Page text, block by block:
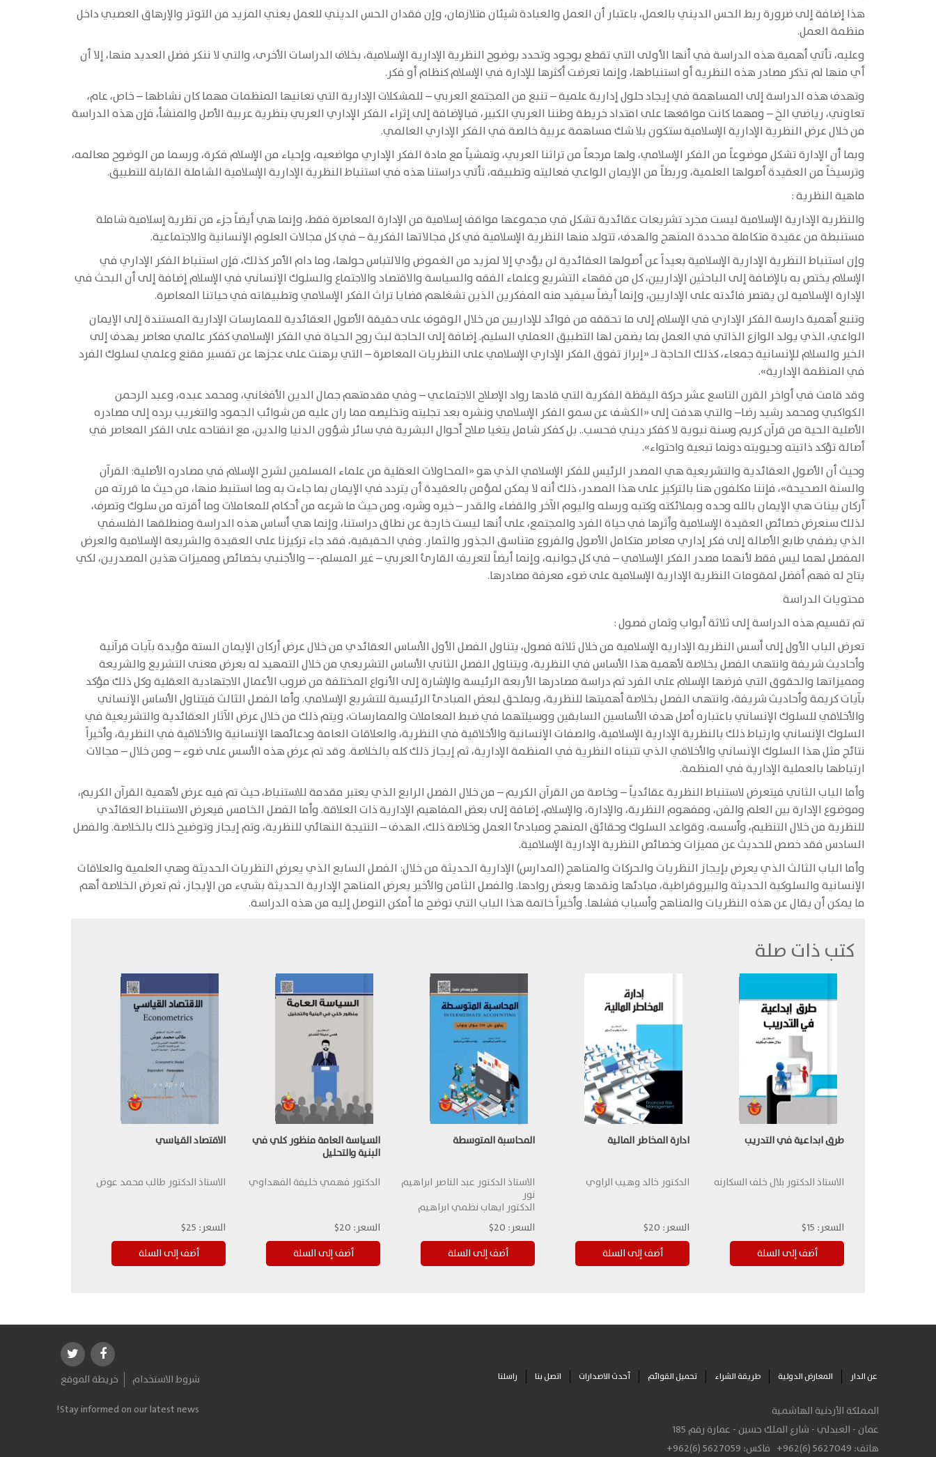
هذا إضافة إلى ضرورة ربط الحس الديني بالعمل، باعتبار أن العمل والعبادة شيئان متلازمان، وإن فقدان الحس الديني للعمل يعني المزيد من التوتر والإرهاق العصبي داخل
منظمة العمل.
وعليه، تأتي أهمية هذه الدراسة في أنها الأولى التي تقطع بوجود وتحدد بوضوح النظرية الإدارية الإسلامية، بخلاف الدراسات الأخرى، والتي لا ننكر فضل العديد منها، إلا أن
أي منها لم تذكر مصادر هذه النظرية أو استنباطها، وإنما تعرضت أكثرها للإدارة في الإسلام كنظام أو فكر.
وتهدف هذه الدراسة إلى المساهمة في إيجاد حلول إدارية علمية – تنبع من المجتمع العربي – للمشكلات الإدارية التي تعانيها المنظمات مهما كان نشاطها – خاص، عام،
تعاوني، رياضي الخ – ومهما كانت مواقعها على امتداد خريطة وطننا العربي الكبير، فبالإضافة إلى إثراء الفكر الإداري العربي بنظرية عربية الأصل والمنشأ، فإن هذه الدراسة
من خلال عرض النظرية الإدارية الإسلامية ستكون بلا شك مساهمة عربية خالصة في الفكر الإداري العالمي.
وبما أن الإدارة تشكل موضوعاً من الفكر الإسلامي، ولها مرجعاً من تراثنا العربي، وتمشياً مع مادة الفكر الإداري مواضعيه، وإحياء من الإسلام فكرة، ورسما من الوضوح معالمه،
وترسيخاً من العقيدة أصولها العلمية، وربطاً من الإيمان الواعي فعاليته وتطبيقه، تأتي دراستنا هذه في استنباط النظرية الإدارية الإسلامية الشاملة القابلة للتطبيق.
ماهية النظرية :
والنظرية الإدارية الإسلامية ليست مجرد تشريعات عقائدية تشكل في مجموعها مواقف إسلامية من الإدارة المعاصرة فقط، وإنما هي أيضاً جزء من نظرية إسلامية شاملة
مستنبطة من عقيدة متكاملة محددة المنهج والهدف، تتولد منها النظرية الإسلامية في كل مجالاتها الفكرية – في كل مجالات العلوم الإنسانية والاجتماعية.
وإن استنباط النظرية الإدارية الإسلامية بعيداً عن أصولها العقائدية لن يؤدي إلا لمزيد من الغموض والالتباس حولها، وما دام الأمر كذلك، فإن استنباط الفكر الإداري في
الإسلام يختص به بالإضافة إلى الباحثين الإداريين، كل من فقهاء التشريع وعلماء الفقه والسياسة والاقتصاد والاجتماع والسلوك الإنساني في الإسلام إضافة إلى أن البحث في
الإدارة الإسلامية لن يقتصر فائدته على الإداريين، وإنما أيضاً سيفيد منه المفكرين الذين تشغلهم قضايا تراث الفكر الإسلامي وتطبيقاته في حياتنا المعاصرة.
وتنبع أهمية دارسة الفكر الإداري في الإسلام إلى ما تحققه من فوائد للإداريين من خلال الوقوف على حقيقة الأصول العقائدية للممارسات الإدارية المستندة إلى الإيمان
الواعي، الذي يولد الوازع الذاتي في العمل بما يضمن لها التطبيق العملي السليم. إضافة إلى الحاجة لبث روح الحياة في الفكر الإسلامي كفكر عالمي معاصر يهدف إلى
الخير والسلام للإنسانية جمعاء، كذلك الحاجة لـ «إبراز تفوق الفكر الإداري الإسلامي على النظريات المعاصرة – التي برهنت على عجزها عن تفسير مقنع وعلمي لسلوك الفرد
في المنظمة الإدارية».
وقد قامت في أواخر القرن التاسع عشر حركة اليقظة الفكرية التي قادها رواد الإصلاح الاجتماعي – وفي مقدمتهم جمال الدين الأفغاني، ومحمد عبده، وعبد الرحمن
الكواكبي ومحمد رشيد رضا– والتي هدفت إلى «الكشف عن سمو الفكر الإسلامي ونشره بعد تجليته وتخليصه مما ران عليه من شوائب الجمود والتغريب برده إلى مصادره
الأصلية الحية من قرآن كريم وسنة نبوية لا كفكر ديني فحسب.. بل كفكر شامل يتغيا صلاح أحوال البشرية في سائر شؤون الدنيا والدين، مع انفتاحه على الفكر المعاصر في
أصالة تؤكد ذاتيته وحيويته دونما تبعية واحتواء».
وحيث أن الأصول العقائدية والتشريعية هي المصدر الرئيس للفكر الإسلامي الذي هو «المحاولات العقلية من علماء المسلمين لشرح الإسلام في مصادره الأصلية: القرآن
والسنة الصحيحة»، فإننا مكلفون هنا بالتركيز على هذا المصدر، ذلك أنه لا يمكن لمؤمن بالعقيدة أن يتردد في الإيمان بما جاءت به وما استنبط منها، من حيث ما قررته من
أركان بينات هي الإيمان بالله وحده وبملائكته وكتبه ورسله واليوم الآخر والقضاء والقدر – خيره وشره، ومن حيث ما شرعه من أحكام للمعاملات وما أقرته من سلوك وتصرف،
لذلك سنعرض خصائص العقيدة الإسلامية وأثرها في حياة الفرد والمجتمع، على أنها ليست خارجة عن نطاق دراستنا، وإنما هي أساس هذه الدراسة ومنطلقها الفلسفي
الذي يضفي طابع الأصالة إلى فكر إداري معاصر متكامل الأصول والفروع متناسق الجذور والثمار. وفي الحقيقية، فقد جاء تركيزنا على العقيدة والشريعة الإسلامية والعرض
المفصل لهما ليس فقط لأنهما مصدر الفكر الإسلامي – في كل جوانبه، وإنما أيضاً لتعريف القارئ العربي – غير المسلم- – والأجنبي بخصائص ومميزات هذين المصدرين، لكي
يتاح له فهم أفضل لمقومات النظرية الإدارية الإسلامية على ضوء معرفة مصادرها.
محتويات الدراسة
تم تقسيم هذه الدراسة إلى ثلاثة أبواب وثمان فصول :
تعرض الباب الأول إلى أسس النظرية الإدارية الإسلامية من خلال ثلاثة فصول، يتناول الفصل الأول الأساس العقائدي من خلال عرض أركان الإيمان الستة مؤيدة بآيات قرآنية
وأحاديث شريفة وانتهى الفصل بخلاصة لأهمية هذا الأساس في النظرية، ويتناول الفصل الثاني الأساس التشريعي من خلال التمهيد له بعرض معنى التشريع والشريعة
ومميزاتها والحقوق التي فرضها الإسلام على الفرد ثم دراسة مصادرها الأربعة الرئيسة والإشارة إلى الأنواع المختلفة من ضروب الأعمال الاجتهادية العقلية وكل ذلك مؤكد
بآيات كريمة وأحاديث شريفة، وانتهى الفصل بخلاصة أهميتها للنظرية، وبملحق لبعض المبادئ الرئيسية للتشريع الإسلامي. وأما الفصل الثالث فيتناول الأساس الإنساني
والأخلاقي للسلوك الإنساني باعتباره أصل هدف الأساسين السابقين ووسيلتهما في ضبط المعاملات والممارسات، ويتم ذلك من خلال عرض الآثار العقائدية والتشريعية في
السلوك الإنساني وارتباط ذلك بالنظرية الإدارية الإسلامية، والصفات الإنسانية والأخلاقية في النظرية، والعلاقات العامة ودعائمها الإنسانية والأخلاقية في النظرية، وأخيراً
نتائج مثل هذا السلوك الإنساني والأخلاقي الذي تتبناه النظرية في المنظمة الإدارية، ثم إيجاز ذلك كله بالخلاصة. وقد تم عرض هذه الأسس على ضوء – ومن خلال – مجالات
ارتباطها بالعملية الإدارية في المنظمة.
وأما الباب الثاني فيتعرض لاستنباط النظرية عقائدياً – وخاصة من القرآن الكريم – من خلال الفصل الرابع الذي يعتبر مقدمة للاستنباط، حيث تم فيه عرض لأهمية القرآن الكريم،
وموضوع الإدارة بين العلم والفن، ومفهوم النظرية، والإدارة، والإسلام، إضافة إلى بعض المفاهيم الإدارية ذات العلاقة. وأما الفصل الخامس فيعرض الاستنباط العقائدي
للنظرية من خلال التنظيم، وأسسه، وقواعد السلوك وحقائق المنهج ومبادئ العمل وخلاصة ذلك، الهدف – النتيجة النهائي للنظرية، وتم إيجاز وتوضيح ذلك بالخلاصة. والفصل
السادس فقد خصص للحديث عن مميزات وخصائص النظرية الإدارية الإسلامية.
وأما الباب الثالث الذي يعرض بإيجاز النظريات والحركات والمناهج (المدارس) الإدارية الحديثة من خلال: الفصل السابع الذي يعرض النظريات الحديثة وهي العلمية والعلاقات
الإنسانية والسلوكية الحديثة والبيروقراطية، مبادئها ونقدها وبعض روادها. والفصل الثامن والأخير يعرض المناهج الإدارية الحديثة بشيء من الإيجاز، ثم تعرض الخلاصة أهم
ما يمكن أن يقال عن هذه النظريات والمناهج وأسباب فشلها. وأخيراً خاتمة هذا الباب التي توضح ما أمكن التوصل إليه من هذه الدراسة.
كتب ذات صلة
طرق ابداعية في التدريب
الاستاذ الدكتور بلال خلف السكارنه
السعر: 15$
ادارة المخاطر المالية
الدكتور خالد وهيب الراوي
السعر: 20$
المحاسبة المتوسطة
الاستاذ الدكتور عبد الناصر ابراهيم
نور
الدكتور ايهاب نظمي ابراهيم
السعر: 20$
السياسة العامة منظور كلي في
البنية والتحليل
الدكتور فهمي خليفة الفهداوي
السعر: 20$
الاقتصاد القياسي
الاستاذ الدكتور طالب محمد عوض
السعر: 25$
عن الدار المعارض الدولية طريقة الشراء تحميل القوائم أحدث الاصدارات اتصل بنا راسلنا
المملكة الأردنية الهاشمية
عمان - العبدلي - شارع الملك حسين - عمارة رقم 185
هاتف: +962(6) 5627049 فاكس: +962(6) 5627059
شروط الاستخدام
خريطة الموقع
Stay informed on our latest news!